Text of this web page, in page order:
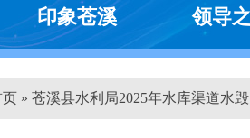
印象苍溪 领导
页 » 苍溪县水利局2025年水库渠道水